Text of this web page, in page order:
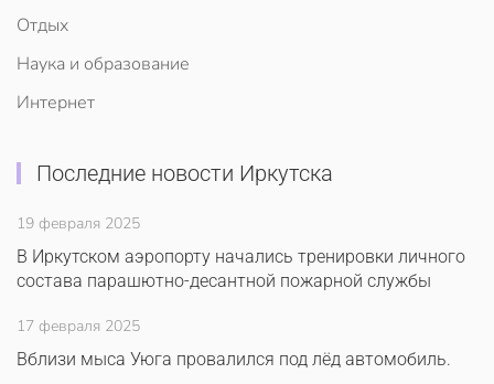
Отдых
Наука и образование
Интернет
Последние новости Иркутска
19 февраля 2025
В Иркутском аэропорту начались тренировки личного
состава парашютно-десантной пожарной службы
17 февраля 2025
Вблизи мыса Уюга провалился под лёд автомобиль.